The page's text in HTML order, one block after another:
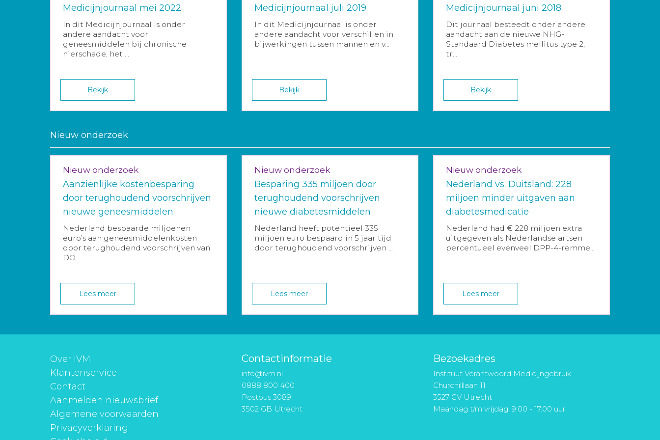
Medicijnjournaal mei 2022
In dit Medicijnjournaal is onder
andere aandacht voor
geneesmiddelen bij chronische
nierschade, het ...
Bekijk
Medicijnjournaal juli 2019
In dit Medicijnjournaal is onder
andere aandacht voor verschillen in
bijwerkingen tussen mannen en v...
Bekijk
Medicijnjournaal juni 2018
Dit journaal besteedt onder andere
aandacht aan de nieuwe NHG-
Standaard Diabetes mellitus type 2,
tr...
Bekijk
Nieuw onderzoek
Nieuw onderzoek
Aanzienlijke kostenbesparing
door terughoudend voorschrijven
nieuwe geneesmiddelen
Nederland bespaarde miljoenen
euro’s aan geneesmiddelenkosten
door terughoudend voorschrijven van
DO...
Lees meer
Nieuw onderzoek
Besparing 335 miljoen door
terughoudend voorschrijven
nieuwe diabetesmiddelen
Nederland heeft potentieel 335
miljoen euro bespaard in 5 jaar tijd
door terughoudend voorschrijven ...
Lees meer
Nieuw onderzoek
Nederland vs. Duitsland: 228
miljoen minder uitgaven aan
diabetesmedicatie
Nederland had € 228 miljoen extra
uitgegeven als Nederlandse artsen
percentueel evenveel DPP-4-remme...
Lees meer
Over IVM
Klantenservice
Contact
Aanmelden nieuwsbrief
Algemene voorwaarden
Privacyverklaring
Contactinformatie
info@ivm.nl
0888 800 400
Postbus 3089
3502 GB Utrecht
Bezoekadres
Instituut Verantwoord Medicijngebruik
Churchilllaan 11
3527 GV Utrecht
Maandag t/m vrijdag: 9.00 - 17.00 uur